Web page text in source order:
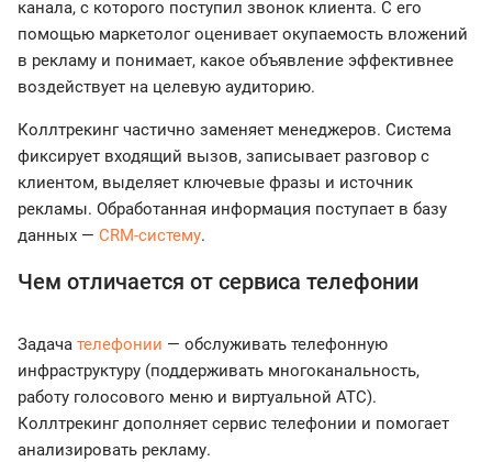
канала, с которого поступил звонок клиента. С его
помощью маркетолог оценивает окупаемость вложений
в рекламу и понимает, какое объявление эффективнее
воздействует на целевую аудиторию.
Коллтрекинг частично заменяет менеджеров. Система
фиксирует входящий вызов, записывает разговор с
клиентом, выделяет ключевые фразы и источник
рекламы. Обработанная информация поступает в базу
данных — CRM-систему.
Чем отличается от сервиса телефонии
Задача телефонии — обслуживать телефонную
инфраструктуру (поддерживать многоканальность,
работу голосового меню и виртуальной АТС).
Коллтрекинг дополняет сервис телефонии и помогает
анализировать рекламу.